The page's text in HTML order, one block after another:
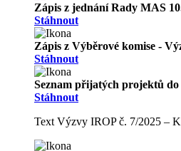
Zápis z jednání Rady MAS
Stáhnout
Zápis z Výběrové komise -
Stáhnout
Seznam přijatých projektů
Stáhnout
Text Výzvy IROP č. 7/2025 –